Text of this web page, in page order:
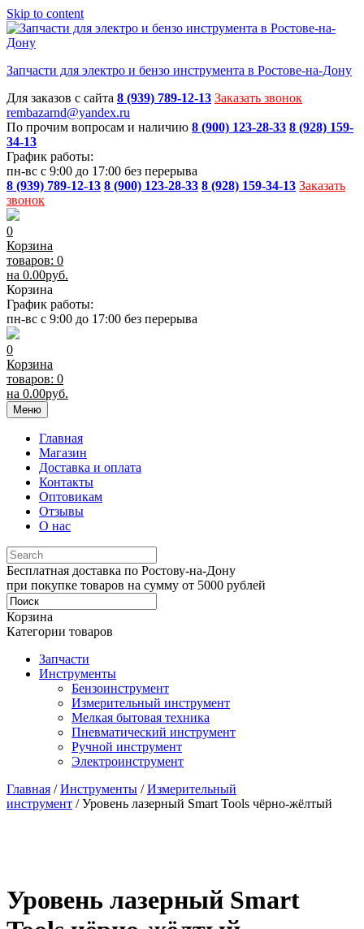
Skip to content
Запчасти для электро и бензо инструмента в Ростове-на-Дону
Для заказов с сайта 8 (939) 789-12-13 Заказать звонок
rembazarnd@yandex.ru
По прочим вопросам и наличию 8 (900) 123-28-33 8 (928) 159-
34-13
График работы:
пн-вс с 9:00 до 17:00 без перерыва
8 (939) 789-12-13 8 (900) 123-28-33 8 (928) 159-34-13 Заказать
звонок
0
Корзина
товаров: 0
на 0.00руб.
Корзина
График работы:
пн-вс с 9:00 до 17:00 без перерыва
0
Корзина
товаров: 0
на 0.00руб.
Меню
Главная
Магазин
Доставка и оплата
Контакты
Оптовикам
Отзывы
О нас
Бесплатная доставка по Ростову-на-Дону
при покупке товаров на сумму от 5000 рублей
Корзина
Категории товаров
Запчасти
Инструменты
Бензоинструмент
Измерительный инструмент
Мелкая бытовая техника
Пневматический инструмент
Ручной инструмент
Электроинструмент
Главная /Инструменты /Измерительный
инструмент / Уровень лазерный Smart Tools чёрно-жёлтый
Уровень лазерный Smart